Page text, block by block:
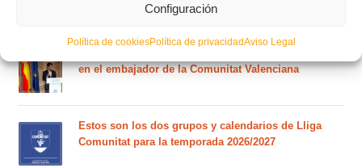
Configuración
Política de cookiesPolítica de privacidadAviso Legal
en el embajador de la Comunitat Valenciana
Estos son los dos grupos y calendarios de Lliga
Comunitat para la temporada 2026/2027